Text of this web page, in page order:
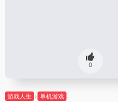
0
游戏人生 单机游戏